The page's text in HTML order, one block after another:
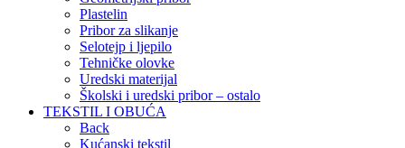
Plastelin
Pribor za slikanje
Selotejp i ljepilo
Tehničke olovke
Uredski materijal
Školski i uredski pribor – ostalo
TEKSTIL I OBUĆA
Back
Kućanski tekstil